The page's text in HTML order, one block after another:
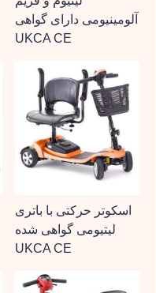
آلومینیومی دارای گواهی
UKCA CE
اسکوتر حرکتی با باتری
لیتیومی گواهی شده
UKCA CE